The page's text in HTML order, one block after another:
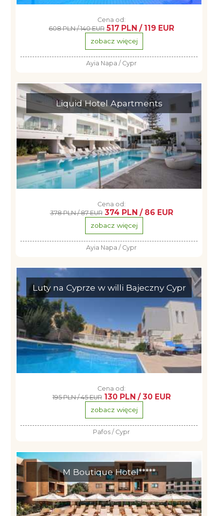
Cena od:
608 PLN / 140 EUR 517 PLN / 119 EUR
zobacz więcej
Ayia Napa / Cypr
Liquid Hotel Apartments
Cena od:
378 PLN / 87 EUR 374 PLN / 86 EUR
zobacz więcej
Ayia Napa / Cypr
Luty na Cyprze w willi Bajeczny Cypr
Cena od:
195 PLN / 45 EUR 130 PLN / 30 EUR
zobacz więcej
Pafos / Cypr
M Boutique Hotel*****